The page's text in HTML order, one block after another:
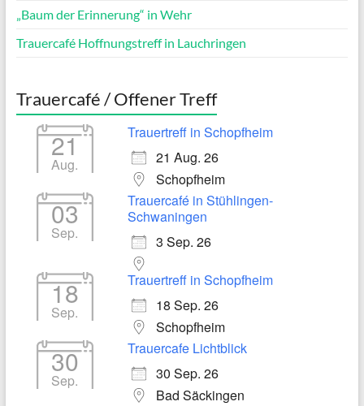
„Baum der Erinnerung“ in Wehr
Trauercafé Hoffnungstreff in Lauchringen
Trauercafé / Offener Treff
21
Aug.
Trauertreff in Schopfheim
21 Aug. 26
Schopfheim
03
Sep.
Trauercafé in Stühlingen-
Schwaningen
3 Sep. 26
18
Sep.
Trauertreff in Schopfheim
18 Sep. 26
Schopfheim
30
Sep.
Trauercafe Lichtblick
30 Sep. 26
Bad Säckingen